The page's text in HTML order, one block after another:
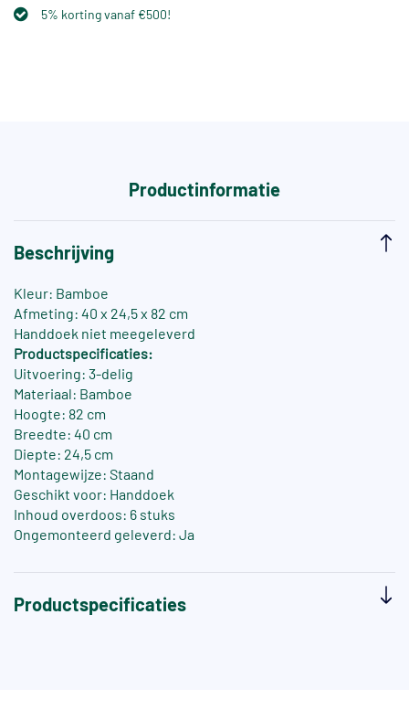
5% korting vanaf €500!
Productinformatie
Beschrijving
Kleur: Bamboe
Afmeting: 40 x 24,5 x 82 cm
Handdoek niet meegeleverd
Productspecificaties:
Uitvoering: 3-delig
Materiaal: Bamboe
Hoogte: 82 cm
Breedte: 40 cm
Diepte: 24,5 cm
Montagewijze: Staand
Geschikt voor: Handdoek
Inhoud overdoos: 6 stuks
Ongemonteerd geleverd: Ja
Productspecificaties